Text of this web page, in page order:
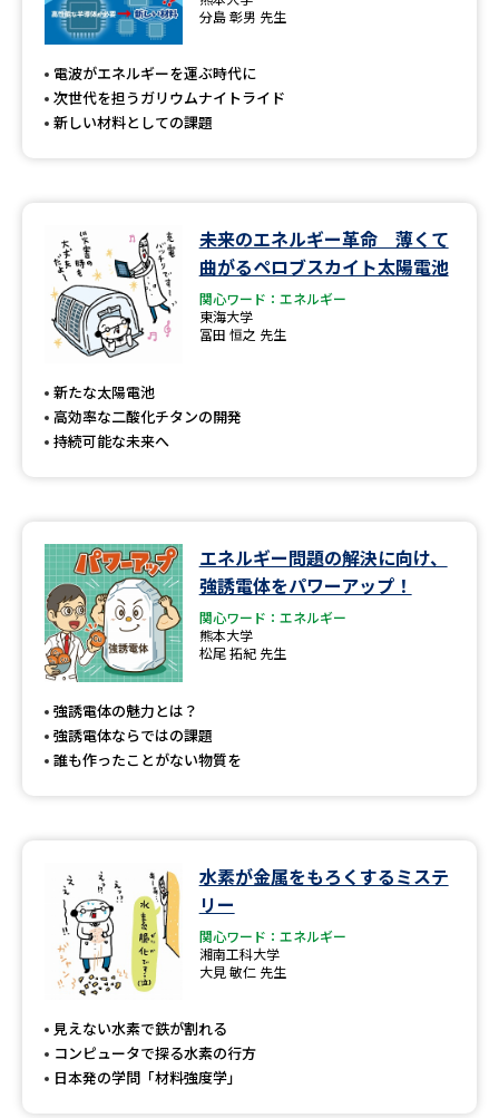
分島 彰男 先生
電波がエネルギーを運ぶ時代に
次世代を担うガリウムナイトライド
新しい材料としての課題
未来のエネルギー革命 薄くて
曲がるペロブスカイト太陽電池
関心ワード：エネルギー
東海大学
冨田 恒之 先生
新たな太陽電池
高効率な二酸化チタンの開発
持続可能な未来へ
エネルギー問題の解決に向け、
強誘電体をパワーアップ！
関心ワード：エネルギー
熊本大学
松尾 拓紀 先生
強誘電体の魅力とは？
強誘電体ならではの課題
誰も作ったことがない物質を
水素が金属をもろくするミステ
リー
関心ワード：エネルギー
湘南工科大学
大見 敏仁 先生
見えない水素で鉄が割れる
コンピュータで探る水素の行方
日本発の学問「材料強度学」